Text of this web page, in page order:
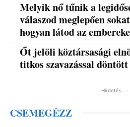
Melyik nő tűnik a
válaszod meglepően
hogyan látod az
Őt jelöli köztársasági
titkos szavazással
Hirdetés
CSEMEGÉZZ